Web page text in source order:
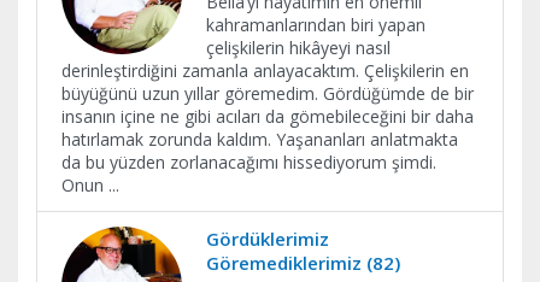
kahramanlarından biri yapan
çelişkilerin hikâyeyi nasıl
derinleştirdiğini zamanla anlayacaktım. Çelişkilerin en
büyüğünü uzun yıllar göremedim. Gördüğümde de bir
insanın içine ne gibi acıları da gömebileceğini bir daha
hatırlamak zorunda kaldım. Yaşananları anlatmakta
da bu yüzden zorlanacağımı hissediyorum şimdi.
Onun ...
Gördüklerimiz
Göremediklerimiz (82)